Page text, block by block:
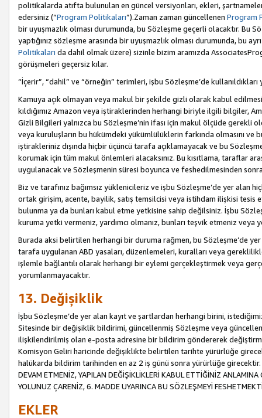
politikalarda atıfta bulunulan en güncel versiyonları, ekleri,
edersiniz (“Program Politikaları”).Zaman zaman güncellenen Program
bir uyuşmazlık olması durumunda, bu Sözleşme geçerli olacaktır. Bu
yaptığınız sözleşme arasında bir uyuşmazlık olması durumunda, bu
Politikaları da dahil olmak üzere) sizinle bizim aramızda
görüşmeleri geçersiz kılar.
“İçerir”, “dahil” ve “örneğin” terimleri, işbu Sözleşme’de
Kamuya açık olmayan veya makul bir şekilde gizli olarak kabul
kıldığımız Amazon veya iştiraklerinden herhangi biriyle ilgili bilgiler,
Gizli Bilgileri yalnızca bu Sözleşme’nin ifası için makul ölçüde gerekli
veya kuruluşların bu hükümdeki yükümlülüklerin farkında olmasını ve
iştirakleriniz dışında hiçbir üçüncü tarafa açıklamayacak ve bu
korumak için tüm makul önlemleri alacaksınız. Bu kısıtlama, taraflar
uygulanacak ve Sözleşmenin süresi boyunca ve feshedilmesinden
Biz ve tarafınız bağımsız yüklenicileriz ve işbu Sözleşme’de yer alan
ortak girişim, acente, bayilik, satış temsilcisi veya istihdam ilişkisi
bulunma ya da bunları kabul etme yetkisine sahip değilsiniz. İşbu
kuruma yetki vermeniz, yardımcı olmanız, bunları teşvik etmeniz
Burada aksi belirtilen herhangi bir duruma rağmen, bu Sözleşme’de
tarafa uygulanan ABD yasaları, düzenlemeleri, kuralları veya
işlemle bağlantılı olarak herhangi bir eylemi gerçekleştirmek veya
yorumlanmayacaktır.
13. Değişiklik
İşbu Sözleşme’de yer alan kayıt ve şartlardan herhangi birini,
Sitesinde bir değişiklik bildirimi, güncellenmiş Sözleşme veya
ilişkilendirilmiş olan e-posta adresine bir bildirim göndererek
Komisyon Geliri haricinde değişiklikte belirtilen tarihte yürürlüğe
halükarda bildirim tarihinden en az 2 iş günü sonra yürürlüğe girecektir.
DEVAM ETMENİZ, YAPILAN DEĞİŞİKLİKLERİ KABUL ETTİĞİNİZ
YOLUNUZ ÇARENİZ, 6. MADDE UYARINCA BU SÖZLEŞMEYİ
EKLER